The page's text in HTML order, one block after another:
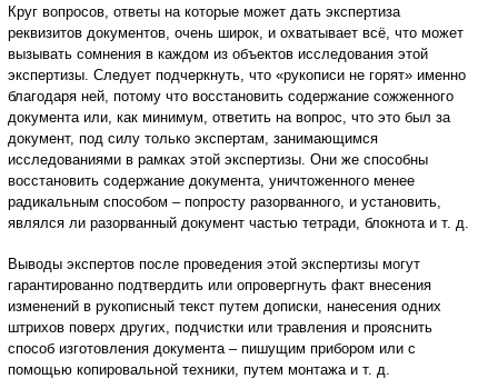
Круг вопросов, ответы на которые может дать экспертиза
реквизитов документов, очень широк, и охватывает всё, что может
вызывать сомнения в каждом из объектов исследования этой
экспертизы. Следует подчеркнуть, что «рукописи не горят» именно
благодаря ней, потому что восстановить содержание сожженного
документа или, как минимум, ответить на вопрос, что это был за
документ, под силу только экспертам, занимающимся
исследованиями в рамках этой экспертизы. Они же способны
восстановить содержание документа, уничтоженного менее
радикальным способом – попросту разорванного, и установить,
являлся ли разорванный документ частью тетради, блокнота и т. д.
Выводы экспертов после проведения этой экспертизы могут
гарантированно подтвердить или опровергнуть факт внесения
изменений в рукописный текст путем дописки, нанесения одних
штрихов поверх других, подчистки или травления и прояснить
способ изготовления документа – пишущим прибором или с
помощью копировальной техники, путем монтажа и т. д.